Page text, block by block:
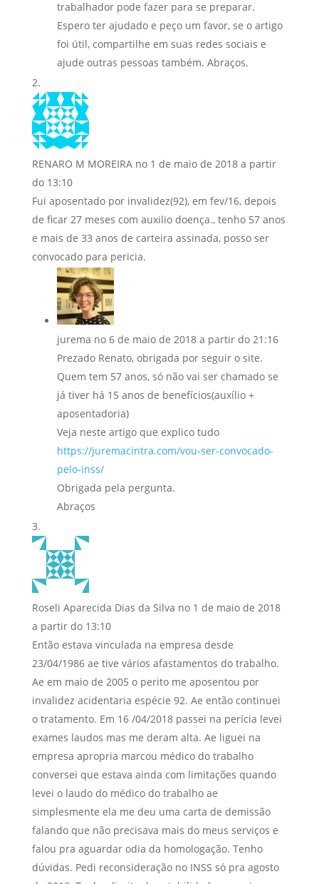
trabalhador pode fazer para se preparar.
Espero ter ajudado e peço um favor, se o artigo
foi útil, compartilhe em suas redes sociais e
ajude outras pessoas também. Abraços.
RENARO M MOREIRA no 1 de maio de 2018 a partir
do 13:10
Fui aposentado por invalidez(92), em fev/16, depois
de ficar 27 meses com auxilio doença., tenho 57 anos
e mais de 33 anos de carteira assinada, posso ser
convocado para pericia.
jurema no 6 de maio de 2018 a partir do 21:16
Prezado Renato, obrigada por seguir o site.
Quem tem 57 anos, só não vai ser chamado se
já tiver há 15 anos de benefícios(auxílio +
aposentadoria)
Veja neste artigo que explico tudo
https://juremacintra.com/vou-ser-convocado-
pelo-inss/
Obrigada pela pergunta.
Abraços
Roseli Aparecida Dias da Silva no 1 de maio de 2018
a partir do 13:10
Então estava vinculada na empresa desde
23/04/1986 ae tive vários afastamentos do trabalho.
Ae em maio de 2005 o perito me aposentou por
invalidez acidentaria espécie 92. Ae então continuei
o tratamento. Em 16 /04/2018 passei na perícia levei
exames laudos mas me deram alta. Ae liguei na
empresa apropria marcou médico do trabalho
conversei que estava ainda com limitações quando
levei o laudo do médico do trabalho ae
simplesmente ela me deu uma carta de demissão
falando que não precisava mais do meus serviços e
falou pra aguardar odia da homologação. Tenho
dúvidas. Pedi reconsideração no INSS só pra agosto